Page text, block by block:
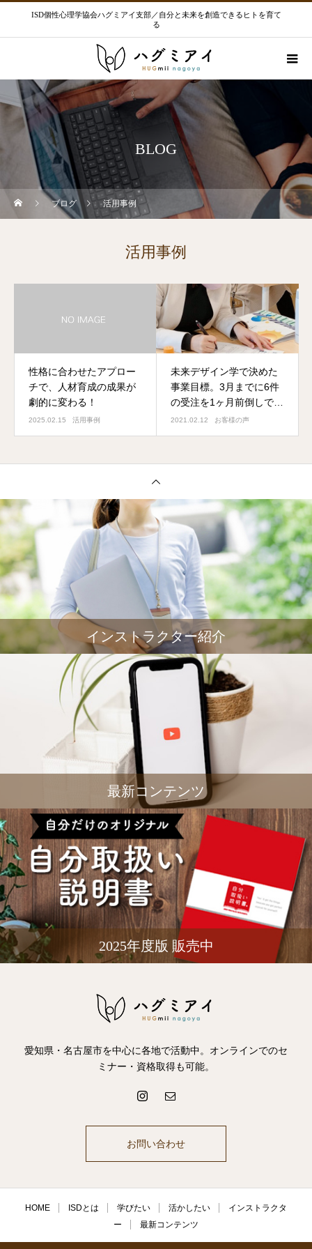
ISD個性心理学協会ハグミアイ支部／自分と未来を創造できるヒトを育て
る
BLOG
ブログ 活用事例
活用事例
性格に合わせたアプロー
チで、人材育成の成果が
劇的に変わる！
2025.02.15 活用事例
未来デザイン学で決めた
事業目標。3月までに6件
の受注を1ヶ月前倒しでク
リア！
2021.02.12 お客様の声
インストラクター紹介
最新コンテンツ
2025年度版 販売中
愛知県・名古屋市を中心に各地で活動中。オンラインでのセ
ミナー・資格取得も可能。
お問い合わせ
HOME ISDとは 学びたい 活かしたい
インストラクタ
ー
最新コンテンツ